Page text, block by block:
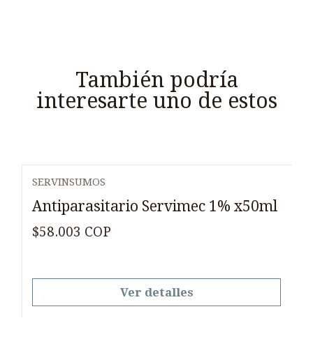
También podría
interesarte uno de estos
SERVINSUMOS
Antiparasitario Servimec 1% x50ml
$58.003 COP
Ver detalles